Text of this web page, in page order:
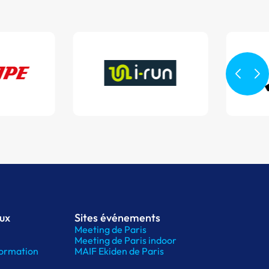
Sites événements
Meeting de Paris
Meeting de Paris indoor
MAIF Ekiden de Paris